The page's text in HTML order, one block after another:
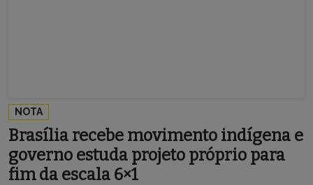
NOTA
Brasília recebe movimento indígena e
governo estuda projeto próprio para
fim da escala 6×1